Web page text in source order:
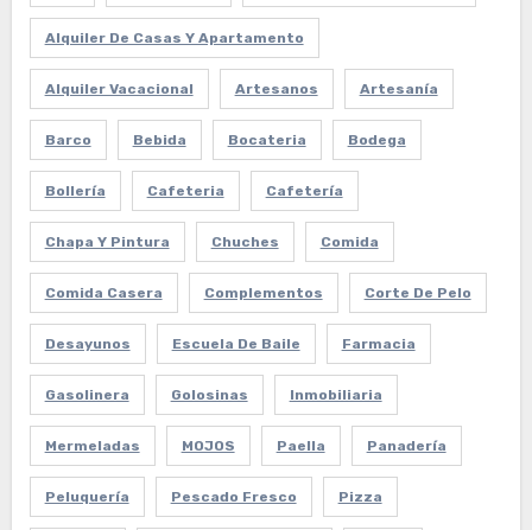
Alquiler De Casas Y Apartamento
Alquiler Vacacional Artesanos Artesanía
Barco Bebida Bocateria Bodega
Bollería Cafeteria Cafetería
Chapa Y Pintura Chuches Comida
Comida Casera Complementos Corte De Pelo
Desayunos Escuela De Baile Farmacia
Gasolinera Golosinas Inmobiliaria
Mermeladas MOJOS Paella Panadería
Peluquería Pescado Fresco Pizza